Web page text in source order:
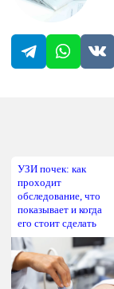
УЗИ почек: как
проходит
обследование, что
показывает и когда
его стоит сделать